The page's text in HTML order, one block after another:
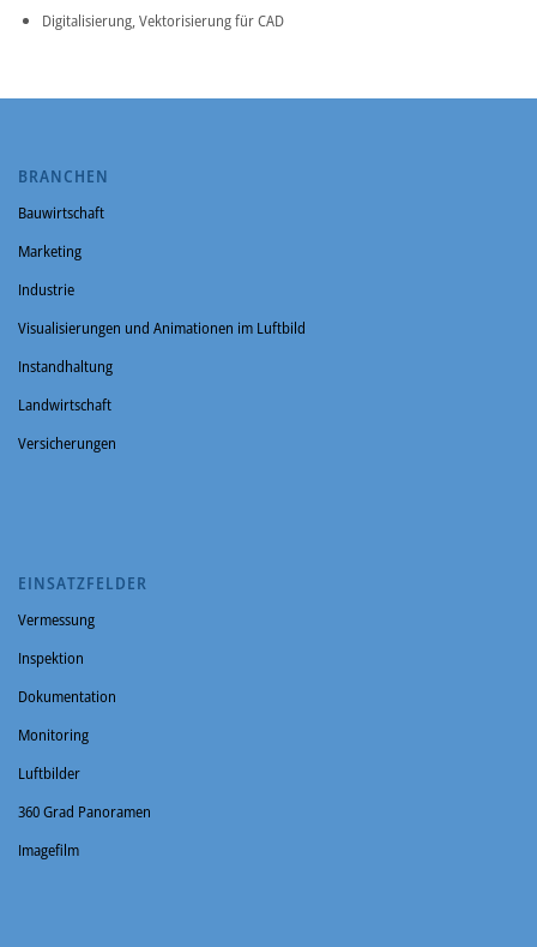
Digitalisierung, Vektorisierung für CAD
BRANCHEN
Bauwirtschaft
Marketing
Industrie
Visualisierungen und Animationen im Luftbild
Instandhaltung
Landwirtschaft
Versicherungen
EINSATZFELDER
Vermessung
Inspektion
Dokumentation
Monitoring
Luftbilder
360 Grad Panoramen
Imagefilm